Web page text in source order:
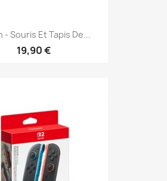
- Souris Et Tapis De...
19,90 €